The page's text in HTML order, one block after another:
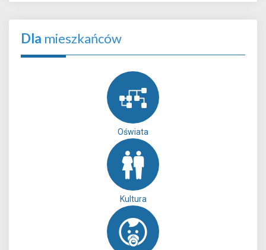
Dla mieszkańców
Oświata
Kultura